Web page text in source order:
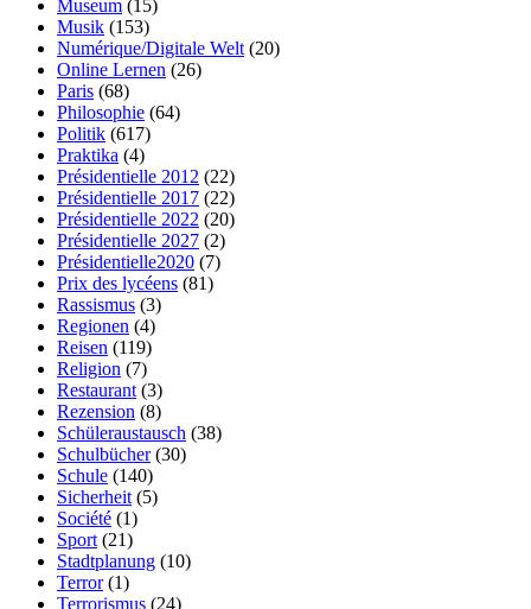
Museum (15)
Musik (153)
Numérique/Digitale Welt (20)
Online Lernen (26)
Paris (68)
Philosophie (64)
Politik (617)
Praktika (4)
Présidentielle 2012 (22)
Présidentielle 2017 (22)
Présidentielle 2022 (20)
Présidentielle 2027 (2)
Présidentielle2020 (7)
Prix des lycéens (81)
Rassismus (3)
Regionen (4)
Reisen (119)
Religion (7)
Restaurant (3)
Rezension (8)
Schüleraustausch (38)
Schulbücher(30)
Schule (140)
Sicherheit (5)
Société (1)
Sport (21)
Stadtplanung (10)
Terror(1)
Terrorismus (24)